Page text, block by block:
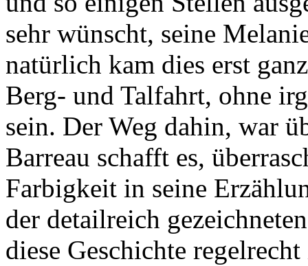
sehr wünscht, seine
natürlich kam dies erst
Berg- und Talfahrt, ohne
sein. Der Weg dahin, war
Barreau schafft es,
Farbigkeit in seine
der detailreich
diese Geschichte